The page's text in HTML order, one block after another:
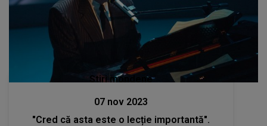
Stiri mondene
07 nov 2023
"Cred că asta este o lecție importantă".